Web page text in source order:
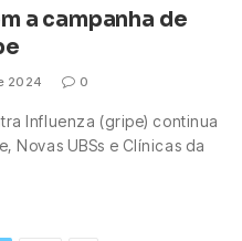
a campanha de
2024 0
Influenza (gripe) continua
Novas UBSs e Clínicas da